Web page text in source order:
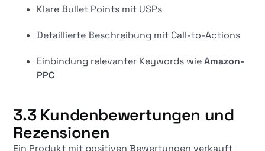
Klare Bullet Points mit USPs
Detaillierte Beschreibung mit Call-to-Actions
Einbindung relevanter Keywords wieAmazon-
PPC
3.3 Kundenbewertungen und
Rezensionen
Ein Produkt mit positiven Bewertungen verkauft